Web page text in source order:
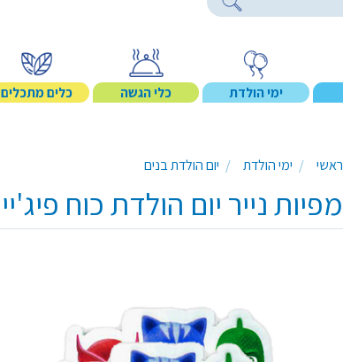
Search products
ימי הולדת כלי הגשה כלים מתכלים
ראשי ימי הולדת יום הולדת בנים
מפיות נייר יום הולדת כוח פיג'יי 16 יח'- צבעוני